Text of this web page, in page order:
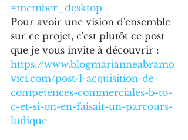
=member_desktop
Pour avoir une vision d'ensemble
sur ce projet, c'est plutôt ce post
que je vous invite à découvrir :
https://www.blogmarianneabramo
vici.com/post/l-acquisition-de-
compétences-commerciales-b-to-
c-et-si-on-en-faisait-un-parcours-
ludique